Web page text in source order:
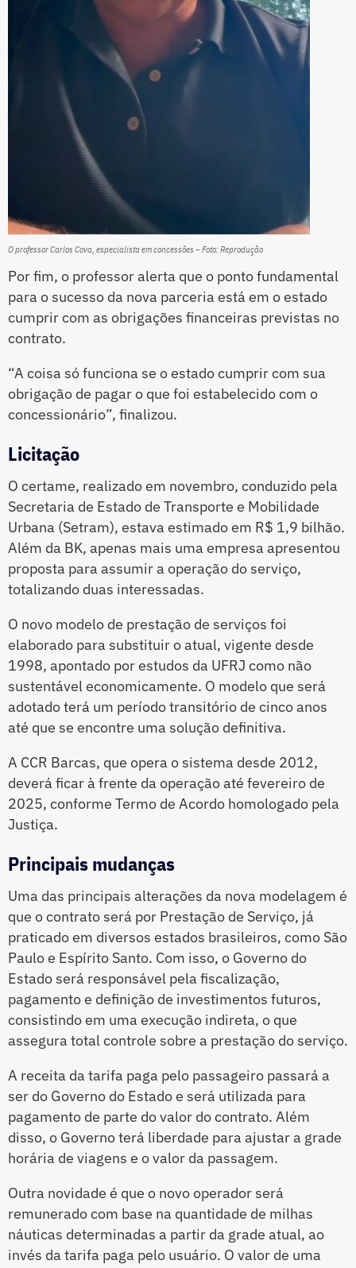
O professor Carlos Cova, especialista em concessões – Foto: Reprodução
Por fim, o professor alerta que o ponto fundamental
para o sucesso da nova parceria está em o estado
cumprir com as obrigações financeiras previstas no
contrato.
“A coisa só funciona se o estado cumprir com sua
obrigação de pagar o que foi estabelecido com o
concessionário”, finalizou.
Licitação
O certame, realizado em novembro, conduzido pela
Secretaria de Estado de Transporte e Mobilidade
Urbana (Setram), estava estimado em R$ 1,9 bilhão.
Além da BK, apenas mais uma empresa apresentou
proposta para assumir a operação do serviço,
totalizando duas interessadas.
O novo modelo de prestação de serviços foi
elaborado para substituir o atual, vigente desde
1998, apontado por estudos da UFRJ como não
sustentável economicamente. O modelo que será
adotado terá um período transitório de cinco anos
até que se encontre uma solução definitiva.
A CCR Barcas, que opera o sistema desde 2012,
deverá ficar à frente da operação até fevereiro de
2025, conforme Termo de Acordo homologado pela
Justiça.
Principais mudanças
Uma das principais alterações da nova modelagem é
que o contrato será por Prestação de Serviço, já
praticado em diversos estados brasileiros, como São
Paulo e Espírito Santo. Com isso, o Governo do
Estado será responsável pela fiscalização,
pagamento e definição de investimentos futuros,
consistindo em uma execução indireta, o que
assegura total controle sobre a prestação do serviço.
A receita da tarifa paga pelo passageiro passará a
ser do Governo do Estado e será utilizada para
pagamento de parte do valor do contrato. Além
disso, o Governo terá liberdade para ajustar a grade
horária de viagens e o valor da passagem.
Outra novidade é que o novo operador será
remunerado com base na quantidade de milhas
náuticas determinadas a partir da grade atual, ao
invés da tarifa paga pelo usuário. O valor de uma